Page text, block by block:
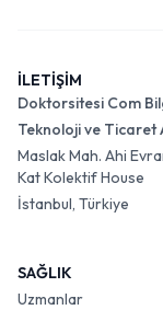
İLETİŞİM
Doktorsitesi Com
Teknoloji ve Ticaret
Maslak Mah. Ahi
Kat Kolektif House
İstanbul, Türkiye
SAĞLIK
Uzmanlar